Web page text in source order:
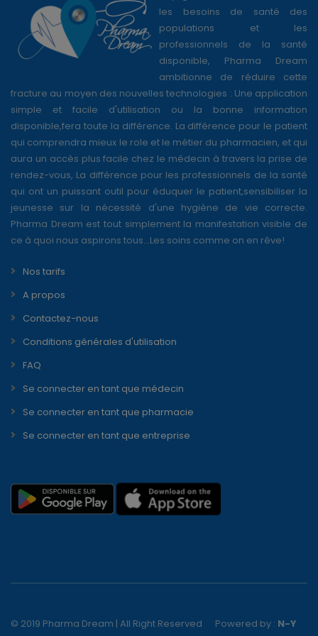
les besoins de santé des
populations et les
professionnels de la santé
disponible, Pharma Dream
ambitionne de réduire cette
fracture au moyen des nouvelles technologies : Une application
simple et facile d'utilisation ou la bonne information
disponible,fera toute la différence. La différence pour le patient
qui comprendra mieux le role et le métier du pharmacien, et qui
aura un accès plus facile chez le médecin à travers la prise de
rendez-vous, La différence pour les professionnels de la santé
qui ont un puissant outil pour éduquer le patient,sensibiliser la
jeunesse sur la nécessité d'une hygiène de vie correcte.
Pharma Dream est tout simplement la manifestation visible de
ce à quoi nous aspirons tous...Les soins comme on en rêve!
Nos tarifs
A propos
Contactez-nous
Conditions générales d'utilisation
FAQ
Se connecter en tant que médecin
Se connecter en tant que pharmacie
Se connecter en tant que entreprise
© 2019 Pharma Dream | All Right Reserved Powered by : N-Y